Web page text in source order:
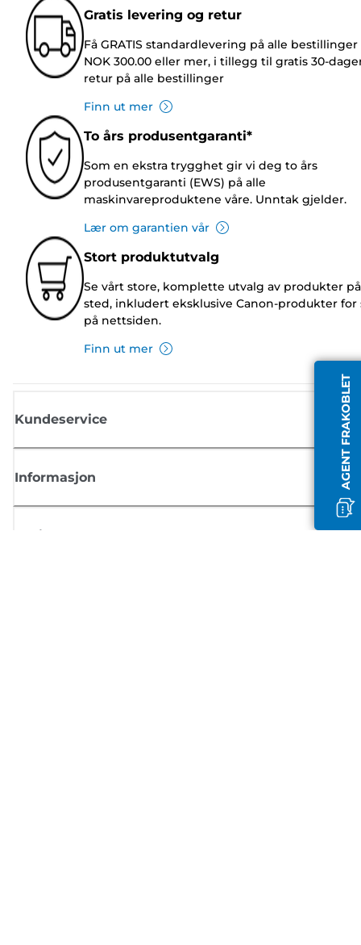
AGENT FRAKOBLET
Gratis levering og retur
Få GRATIS standardlevering på alle bestillinger
NOK 300.00 eller mer, i tillegg til gratis 30-
retur på alle bestillinger
Finn ut mer
To års produsentgaranti*
Som en ekstra trygghet gir vi deg to års
produsentgaranti (EWS) på alle
maskinvareproduktene våre. Unntak gjelder.
Lær om garantien vår
Stort produktutvalg
Se vårt store, komplette utvalg av produkter
sted, inkludert eksklusive Canon-produkter for
på nettsiden.
Finn ut mer
Kundeservice
Informasjon
Butikk